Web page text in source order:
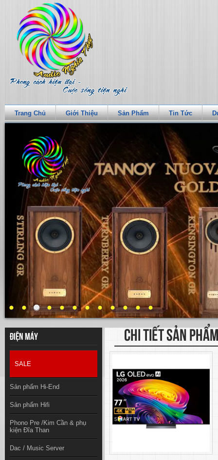
Trang Chủ Giới Thiệu Sản Phẩm Tin Tức
Điện máy
SALE
Sản phẩm Hi-End
Sản phẩm Hifi
Phono Pre /Kim Cần & phụ
kiện Đĩa Than
Dac / Music Server
CHI TIẾT SẢN PHẨM